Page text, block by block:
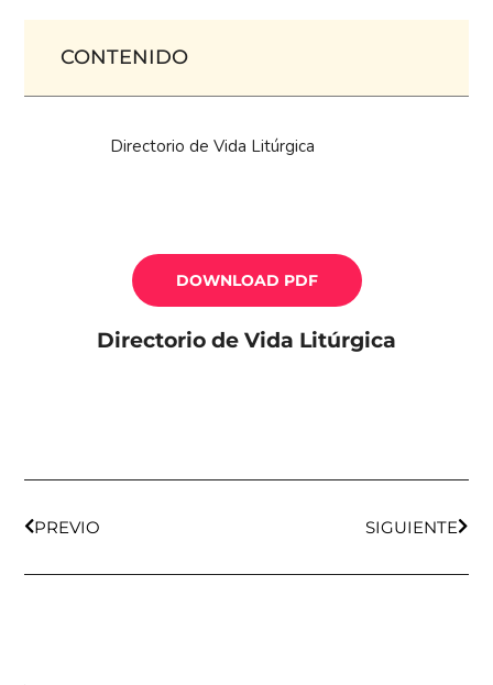
CONTENIDO
Directorio de Vida Litúrgica
DOWNLOAD PDF
Directorio de Vida Litúrgica
PREVIO SIGUIENTE